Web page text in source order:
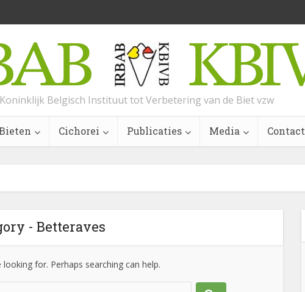
Koninklijk Belgisch Instituut tot Verbetering van de Biet vzw
Cichorei Publicaties Media Contact
- Betteraves
looking for. Perhaps searching can help.